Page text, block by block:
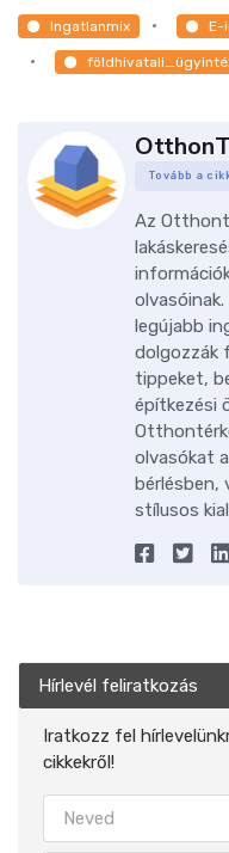
Ingatlanmix E-
Tovább a
Az
legújabb
dolgozzák
tippeket,
építkezési
olvasókat
bérlésben,
stílusos
Hírlevél feliratkozás
Iratkozz fel
cikkekről!